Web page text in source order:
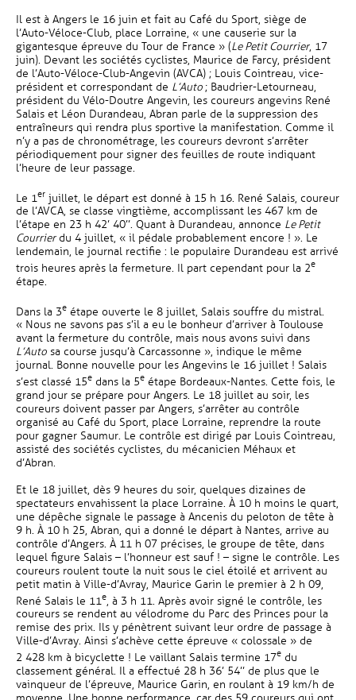
Il est à Angers le 16 juin et fait au Café du Sport, siège de
l’Auto-Véloce-Club, place Lorraine, « une causerie sur la
gigantesque épreuve du Tour de France » (Le Petit Courrier, 17
juin). Devant les sociétés cyclistes, Maurice de Farcy, président
de l’Auto-Véloce-Club-Angevin (AVCA) ; Louis Cointreau, vice-
président et correspondant de L’Auto ; Baudrier-Letourneau,
président du Vélo-Doutre Angevin, les coureurs angevins René
Salais et Léon Durandeau, Abran parle de la suppression des
entraîneurs qui rendra plus sportive la manifestation. Comme il
n’y a pas de chronométrage, les coureurs devront s’arrêter
périodiquement pour signer des feuilles de route indiquant
l’heure de leur passage.
Le 1er juillet, le départ est donné à 15 h 16. René Salais, coureur
de l’AVCA, se classe vingtième, accomplissant les 467 km de
l’étape en 23 h 42’ 40’’. Quant à Durandeau, annonce Le Petit
Courrierdu 4 juillet, « il pédale probablement encore ! ». Le
lendemain, le journal rectifie : le populaire Durandeau est arrivé
trois heures après la fermeture. Il part cependant pour la 2e
étape.
Dans la 3e étape ouverte le 8 juillet, Salais souffre du mistral.
« Nous ne savons pas s’il a eu le bonheur d’arriver à Toulouse
avant la fermeture du contrôle, mais nous avons suivi dans
L’Auto sa course jusqu’à Carcassonne », indique le même
journal. Bonne nouvelle pour les Angevins le 16 juillet ! Salais
s’est classé 15e dans la 5e étape Bordeaux-Nantes. Cette fois, le
grand jour se prépare pour Angers. Le 18 juillet au soir, les
coureurs doivent passer par Angers, s’arrêter au contrôle
organisé au Café du Sport, place Lorraine, reprendre la route
pour gagner Saumur. Le contrôle est dirigé par Louis Cointreau,
assisté des sociétés cyclistes, du mécanicien Méhaux et
d’Abran.
Et le 18 juillet, dès 9 heures du soir, quelques dizaines de
spectateurs envahissent la place Lorraine. À 10 h moins le quart,
une dépêche signale le passage à Ancenis du peloton de tête à
9 h. À 10 h 25, Abran, qui a donné le départ à Nantes, arrive au
contrôle d’Angers. À 11 h 07 précises, le groupe de tête, dans
lequel figure Salais – l’honneur est sauf ! – signe le contrôle. Les
coureurs roulent toute la nuit sous le ciel étoilé et arrivent au
petit matin à Ville-d’Avray, Maurice Garin le premier à 2 h 09,
René Salais le 11e , à 3 h 11. Après avoir signé le contrôle, les
coureurs se rendent au vélodrome du Parc des Princes pour la
remise des prix. Ils y pénètrent suivant leur ordre de passage à
Ville-d’Avray. Ainsi s’achève cette épreuve « colossale » de
2 428 km à bicyclette ! Le vaillant Salais termine 17e du
classement général. Il a effectué 28 h 36’ 54’’ de plus que le
vainqueur de l’épreuve, Maurice Garin, en roulant à 19 km/h de